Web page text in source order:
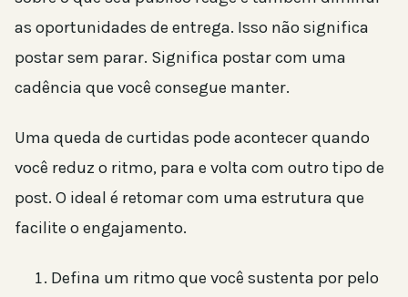
as oportunidades de entrega. Isso não significa
postar sem parar. Significa postar com uma
cadência que você consegue manter.
Uma queda de curtidas pode acontecer quando
você reduz o ritmo, para e volta com outro tipo de
post. O ideal é retomar com uma estrutura que
facilite o engajamento.
Defina um ritmo que você sustenta por pelo